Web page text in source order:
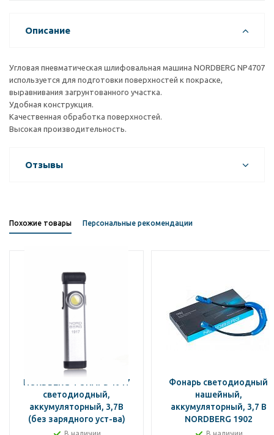
Описание
Угловая пневматическая шлифовальная машина NORDBERG NP4707
используется для подготовки поверхностей к покраске,
выравнивания загрунтованного участка.
Удобная конструкция.
Качественная обработка поверхностей.
Высокая производительность.
Отзывы
Похожие товары Персональные рекомендации
NORDBERG ФОНАРЬ 1917
светодиодный,
аккумуляторный, 3,7В
(без зарядного уст-ва)
Фонарь светодиодный
нашейный,
аккумуляторный, 3,7 В
NORDBERG 1902